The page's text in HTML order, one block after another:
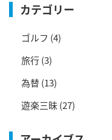
カテゴリー
ゴルフ (4)
旅行(3)
為替(13)
遊楽三昧(27)